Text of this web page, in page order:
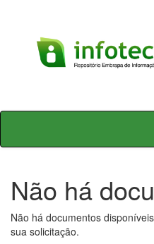
Skip
Não há
Não há documentos
sua solicitação.